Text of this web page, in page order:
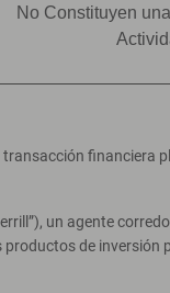
No Constituyen
financiera
un agente
de